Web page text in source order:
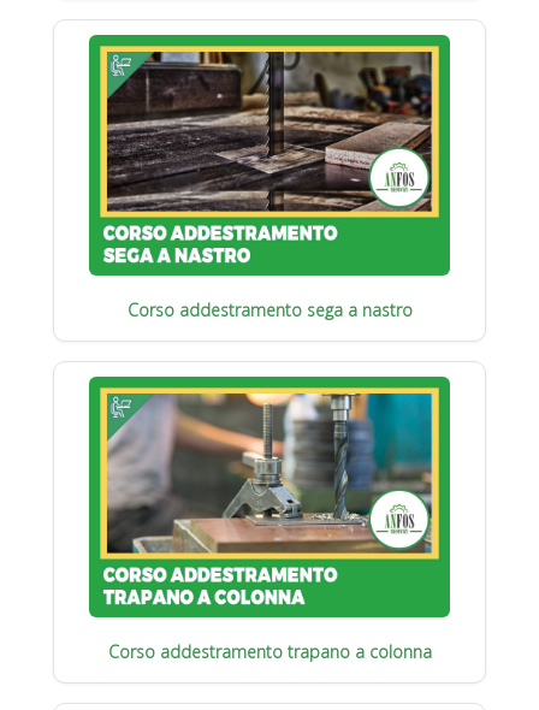
Corso addestramento sega a nastro
Corso addestramento trapano a colonna